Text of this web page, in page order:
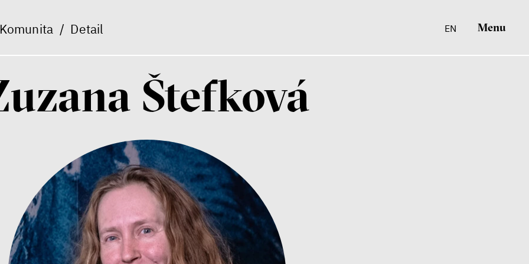
Komunita / Detail EN Menu
Štefková